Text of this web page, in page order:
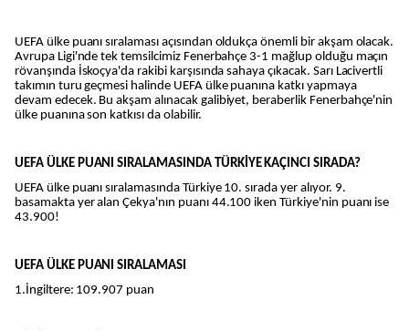
UEFA ülke puanı sıralaması açısından oldukça önemli bir akşam olacak.
Avrupa Ligi'nde tek temsilcimiz Fenerbahçe 3-1 mağlup olduğu maçın
rövanşında İskoçya'da rakibi karşısında sahaya çıkacak. Sarı Lacivertli
takımın turu geçmesi halinde UEFA ülke puanına katkı yapmaya
devam edecek. Bu akşam alınacak galibiyet, beraberlik Fenerbahçe'nin
ülke puanına son katkısı da olabilir.
UEFA ÜLKE PUANI SIRALAMASINDA TÜRKİYE KAÇINCI SIRADA?
UEFA ülke puanı sıralamasında Türkiye 10. sırada yer alıyor. 9.
basamakta yer alan Çekya'nın puanı 44.100 iken Türkiye'nin puanı ise
43.900!
UEFA ÜLKE PUANI SIRALAMASI
1.İngiltere: 109.907 puan